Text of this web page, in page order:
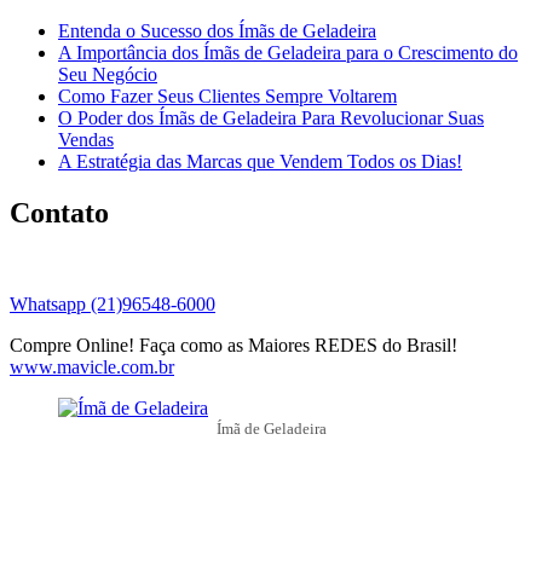
Entenda o Sucesso dos Ímãs de Geladeira
A Importância dos Ímãs de Geladeira para o Crescimento do
Seu Negócio
Como Fazer Seus Clientes Sempre Voltarem
O Poder dos Ímãs de Geladeira Para Revolucionar Suas
Vendas
A Estratégia das Marcas que Vendem Todos os Dias!
Contato
Whatsapp (21)96548-6000
Compre Online! Faça como as Maiores REDES do Brasil!
www.mavicle.com.br
Ímã de Geladeira